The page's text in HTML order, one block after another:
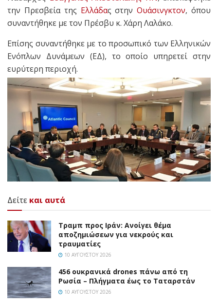
την Πρεσβεία της Ελλάδας στηνΟυάσινγκτον, όπου
συναντήθηκε με τον Πρέσβυ κ. Χάρη Λαλάκο.
Επίσης συναντήθηκε με το προσωπικό των Ελληνικών
Ενόπλων Δυνάμεων (ΕΔ), το οποίο υπηρετεί στην
ευρύτερη περιοχή.
Δείτε και αυτά
Τραμπ προς Ιράν: Ανοίγει θέμα
αποζημιώσεων για νεκρούς και
τραυματίες
10 ΑΥΓΟΎΣΤΟΥ 2026
456 ουκρανικά drones πάνω από τη
Ρωσία – Πλήγματα έως το Ταταρστάν
10 ΑΥΓΟΎΣΤΟΥ 2026